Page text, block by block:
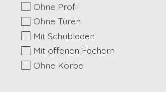
Ohne Profil
Ohne Türen
Mit Schubladen
Mit offenen Fächern
Ohne Körbe